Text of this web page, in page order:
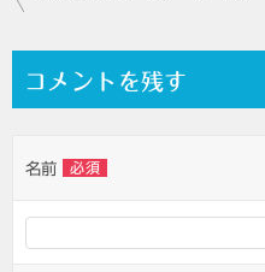
ー
シ
ョ
コメントを残す
名前 必須